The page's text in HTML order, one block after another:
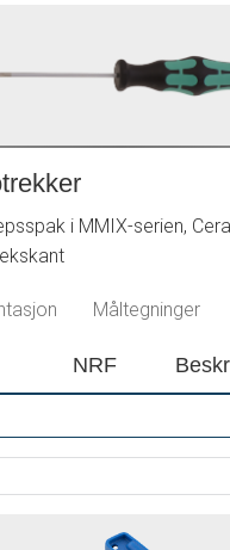
i MMIX-serien,
Måltegninger
NRF